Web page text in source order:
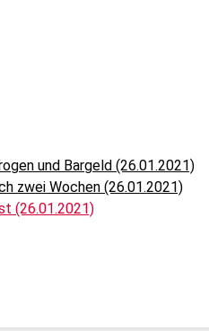
und Bargeld (26.01.2021)
zwei Wochen (26.01.2021)
(26.01.2021)